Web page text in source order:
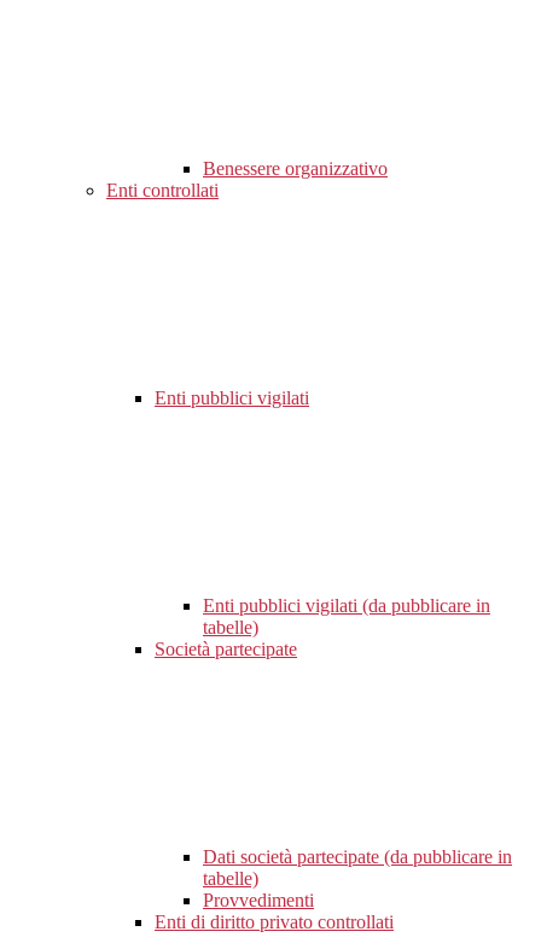
Benessere organizzativo
Enti controllati
Enti pubblici vigilati
Enti pubblici vigilati (da pubblicare in
tabelle)
Società partecipate
Dati società partecipate (da pubblicare in
tabelle)
Provvedimenti
Enti di diritto privato controllati